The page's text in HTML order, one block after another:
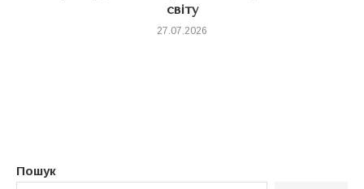
світу
27.07.2026
Пошук